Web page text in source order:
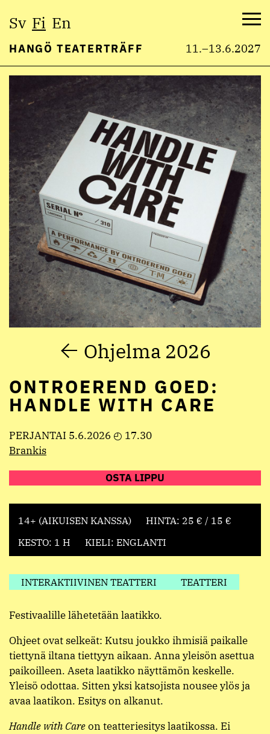
sisältöön
Sv Fi En
HANGÖ TEATERTRÄFF 11.–13.6.2027
Ohjelma 2026
ONTROEREND GOED:
HANDLE WITH CARE
PERJANTAI 5.6.2026 ◴ 17.30
Brankis
OSTA LIPPU
14+ (AIKUISEN KANSSA)
HINTA: 25 € / 15 €
KESTO: 1 H
KIELI: ENGLANTI
INTERAKTIIVINEN TEATTERI TEATTERI
Festivaalille lähetetään laatikko.
Ohjeet ovat selkeät: Kutsu joukko ihmisiä paikalle
tiettynä iltana tiettyyn aikaan. Anna yleisön asettua
paikoilleen. Aseta laatikko näyttämön keskelle.
Yleisö odottaa. Sitten yksi katsojista nousee ylös ja
avaa laatikon. Esitys on alkanut.
Handle with Careon teatteriesitys laatikossa. Ei